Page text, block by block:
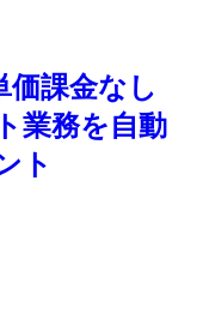
課金なし
業務を自動
ト